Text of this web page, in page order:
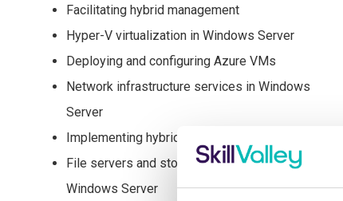
Facilitating hybrid management
Hyper-V virtualization in Windows Server
Deploying and configuring Azure VMs
Network infrastructure services in Windows
Server
Implementing hybrid networking infrastructure
File servers and storage management in
Windows Server